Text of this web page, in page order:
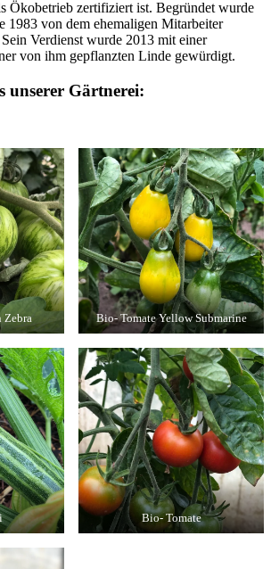
Ökobetrieb zertifiziert ist. Begründet wurde
1983 von dem ehemaligen Mitarbeiter
Verdienst wurde 2013 mit einer
von ihm gepflanzten Linde gewürdigt.
unserer Gärtnerei:
Zebra Bio- Tomate Yellow Submarine
Bio- Tomate